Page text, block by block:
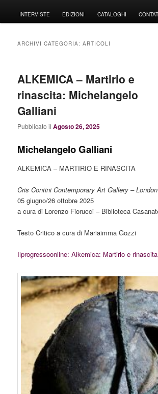
INTERVISTE EDIZIONI CATALOGHI
ARCHIVI CATEGORIA:ARTICOLI
ALKEMICA – Martirio e
rinascita: Michelangelo
Galliani
Pubblicato ilAgosto 26, 2025
Michelangelo Galliani
ALKEMICA – MARTIRIO E RINASCITA
Cris Contini Contemporary Art Gallery – London
05 giugno/26 ottobre 2025
a cura di Lorenzo Fiorucci – Biblioteca
Testo Critico a cura di Mariaimma Gozzi
Ilprogressoonline: Alkemica: Martirio e rinascita